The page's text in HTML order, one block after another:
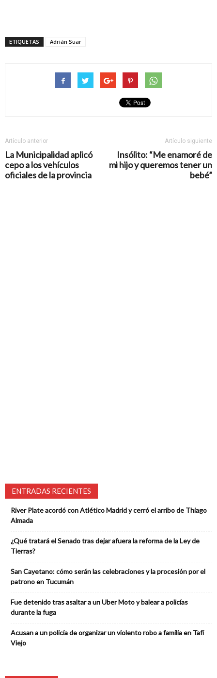
ETIQUETAS Adrián Suar
Artículo anterior
La Municipalidad aplicó
cepo a los vehículos
oficiales de la provincia
Artículo siguiente
Insólito: “Me enamoré de
mi hijo y queremos tener un
bebé”
ENTRADAS RECIENTES
River Plate acordó con Atlético Madrid y cerró el arribo de Thiago
Almada
¿Qué tratará el Senado tras dejar afuera la reforma de la Ley de
Tierras?
San Cayetano: cómo serán las celebraciones y la procesión por el
patrono en Tucumán
Fue detenido tras asaltar a un Uber Moto y balear a policías
durante la fuga
Acusan a un policía de organizar un violento robo a familia en Tafí
Viejo